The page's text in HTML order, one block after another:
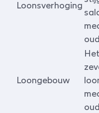
Loonsverhoging
Loongebouw